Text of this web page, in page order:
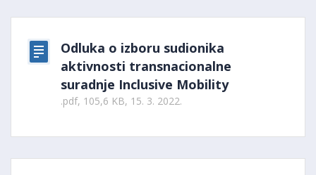
Odluka o izboru sudionika
aktivnosti transnacionalne
suradnje Inclusive Mobility
.pdf, 105,6 KB, 15. 3. 2022.